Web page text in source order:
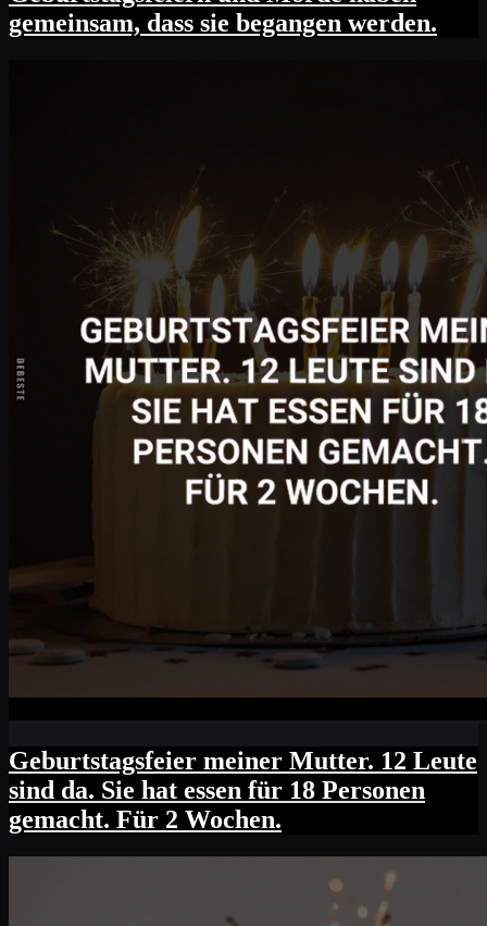
gemeinsam, dass sie begangen werden.
Geburtstagsfeier meiner Mutter. 12 Leute
sind da. Sie hat essen für 18 Personen
gemacht. Für 2 Wochen.